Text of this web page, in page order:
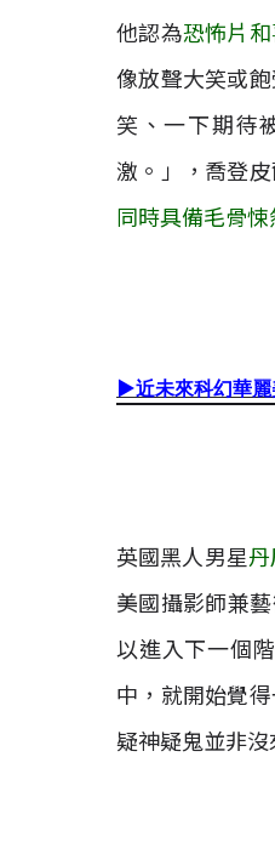
他認為恐怖片
像放聲大笑或
笑、一下期待
激。」，喬登
同時具備毛骨
▶近未來科幻華
英國黑人男星
美國攝影師兼
以進入下一個
中，就開始覺
疑神疑鬼並非沒